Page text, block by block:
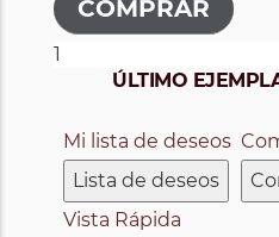
ÚLTIMO
Mi lista de deseos
Lista de deseos
Vista Rápida